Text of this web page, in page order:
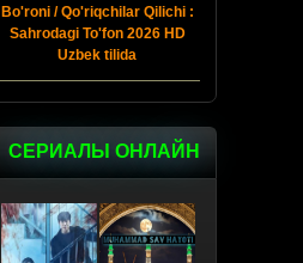
Bo'roni / Qo'riqchilar Qilichi :
Sahrodagi To'fon 2026 HD
Uzbek tilida
СЕРИАЛЫ ОНЛАЙН